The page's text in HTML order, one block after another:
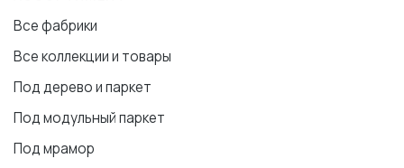
Все фабрики
Все коллекции и товары
Под дерево и паркет
Под модульный паркет
Под мрамор